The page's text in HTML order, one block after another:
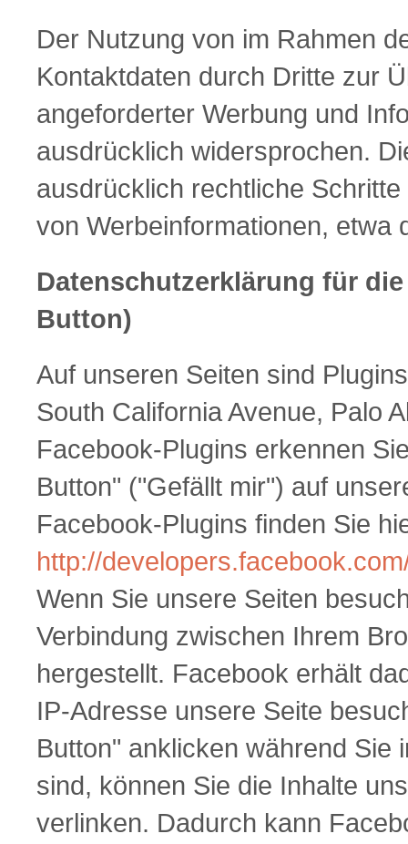
Der Nutzung von im Rahmen
Kontaktdaten durch Dritte zur
angeforderter Werbung und
ausdrücklich widersprochen.
ausdrücklich rechtliche
von Werbeinformationen, etwa
Datenschutzerklärung für
Button)
Auf unseren Seiten sind
South California Avenue, Palo
Facebook-Plugins erkennen
Button" ("Gefällt mir") auf
Facebook-Plugins finden Sie
http://
Wenn Sie unsere Seiten
Verbindung zwischen Ihrem
hergestellt. Facebook erhält
IP-Adresse unsere Seite
Button" anklicken während Sie
sind, können Sie die Inhalte
verlinken. Dadurch kann